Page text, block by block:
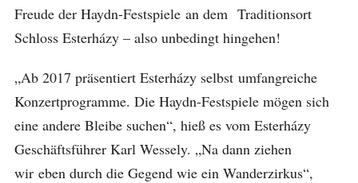
Freude der Haydn-Festspiele an dem Traditionsort
Schloss Esterházy – also unbedingt hingehen!
„Ab 2017 präsentiert Esterházy selbst umfangreiche
Konzertprogramme. Die Haydn-Festspiele mögen sich
eine andere Bleibe suchen“, hieß es vom Esterházy
Geschäftsführer Karl Wessely. „Na dann ziehen
wir eben durch die Gegend wie ein Wanderzirkus“,